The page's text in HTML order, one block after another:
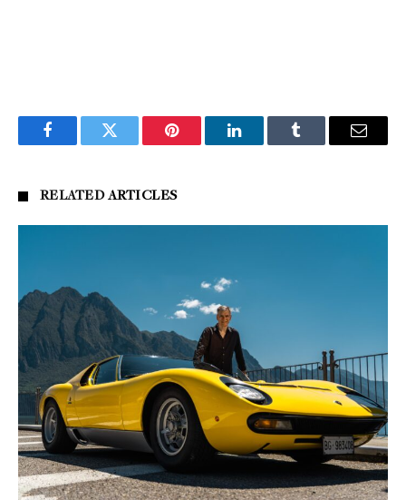
FacebookTwitter Pinterest LinkedInTumblr Email
RELATEDARTICLES